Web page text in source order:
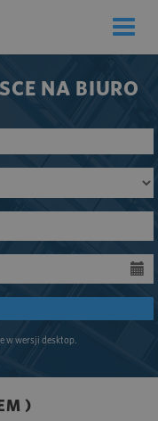
Toggle
NA BIURO
w wersji desktop.
)